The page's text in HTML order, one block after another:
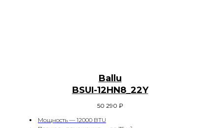
Ballu
BSUI-12HN8_22Y
50 290 ₽
Мощность — 12000 BTU